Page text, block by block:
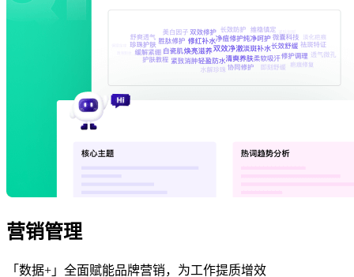
营销管理
「数据+」全面赋能品牌营销，为工作提质增效